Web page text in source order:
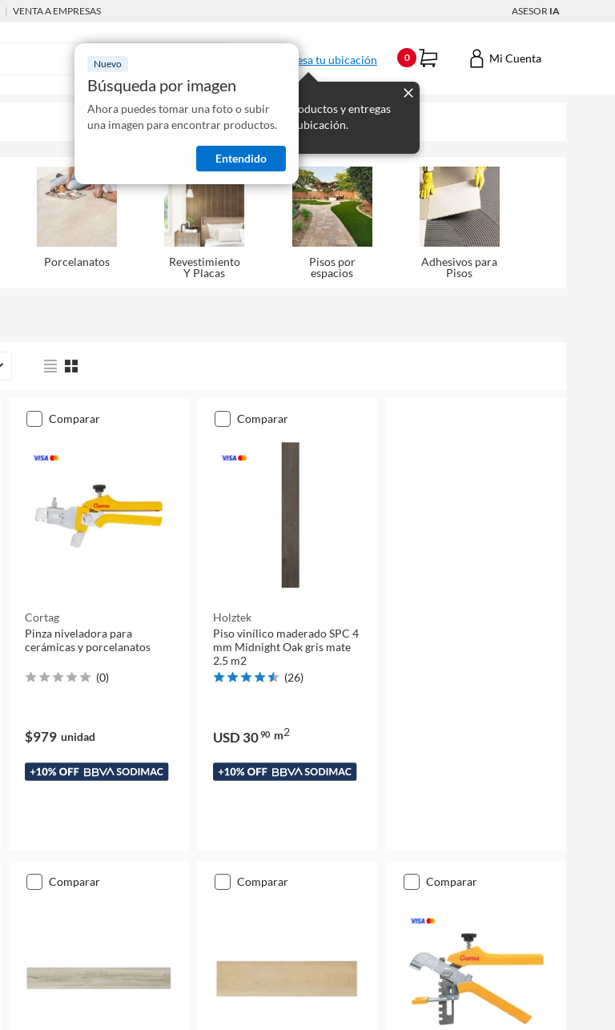
| VENTA A EMPRESAS ASESOR IA
Nuevo
Búsqueda por imagen
Ahora puedes tomar una foto o subir
una imagen para encontrar productos.
Entendido
Ingresa tu ubicación
Mostraremos los productos y entregas
disponibles para tu ubicación.
0 Mi Cuenta
Porcelanatos
Revestimiento
Y Placas
Pisos por
espacios
Adhesivos para
Pisos
comparar
Cortag
Pinza niveladora para
cerámicas y porcelanatos
(0)
$979 unidad
comparar
Holztek
Piso vinílico maderado SPC 4
mm Midnight Oak gris mate
2.5 m2
(26)
USD 3090 m2
comparar comparar comparar